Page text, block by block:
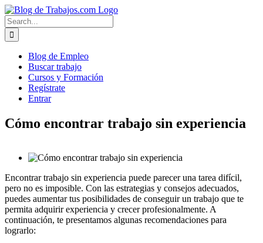
Skip
to
content
Search
for:
Blog de Empleo
Buscar trabajo
Cursos y Formación
Regístrate
Entrar
Cómo encontrar trabajo sin experiencia
Encontrar trabajo sin experiencia puede parecer una tarea difícil,
pero no es imposible. Con las estrategias y consejos adecuados,
puedes aumentar tus posibilidades de conseguir un trabajo que te
permita adquirir experiencia y crecer profesionalmente. A
continuación, te presentamos algunas recomendaciones para
lograrlo: